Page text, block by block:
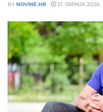
BY NOVINE.HR 21. SRPNJA 2026.